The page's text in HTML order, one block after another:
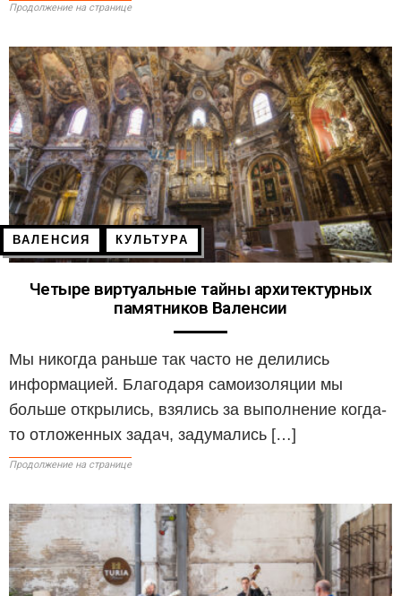
Продолжение на странице
ВАЛЕНСИЯ КУЛЬТУРА
Четыре виртуальные тайны архитектурных
памятников Валенсии
Мы никогда раньше так часто не делились
информацией. Благодаря самоизоляции мы
больше открылись, взялись за выполнение когда-
то отложенных задач, задумались […]
Продолжение на странице